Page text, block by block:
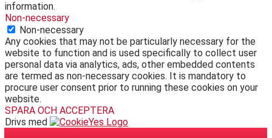
information.
Non-necessary
Non-necessary
Any cookies that may not be particularly necessary for the
website to function and is used specifically to collect user
personal data via analytics, ads, other embedded contents
are termed as non-necessary cookies. It is mandatory to
procure user consent prior to running these cookies on your
website.
SPARA OCH ACCEPTERA
Drivs med